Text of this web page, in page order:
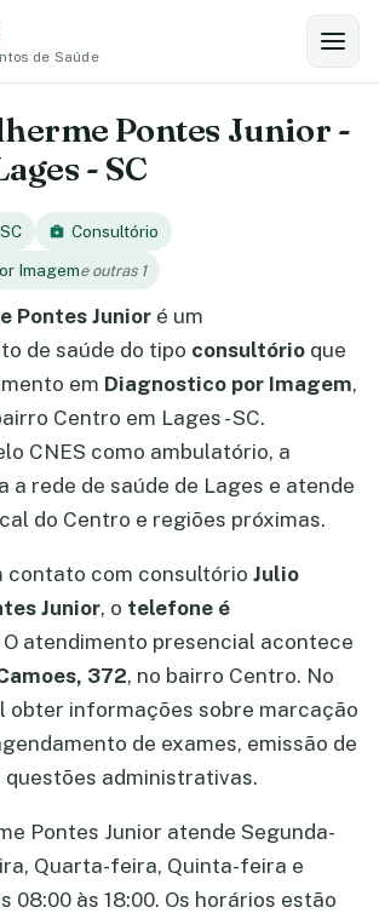
de Saúde
Pontes Junior -
- SC
SC
Consultório
Imageme outras 1
Pontes Junior é um
de saúde do tipo consultório que
em Diagnostico por Imagem,
Centro em Lages - SC.
CNES como ambulatório, a
a rede de saúde de Lages e atende
do Centro e regiões próximas.
contato com consultório Julio
Junior, o telefone é
O atendimento presencial acontece
372, no bairro Centro. No
obter informações sobre marcação
de exames, emissão de
questões administrativas.
Pontes Junior atende Segunda-
Quarta-feira, Quinta-feira e
08:00 às 18:00. Os horários estão